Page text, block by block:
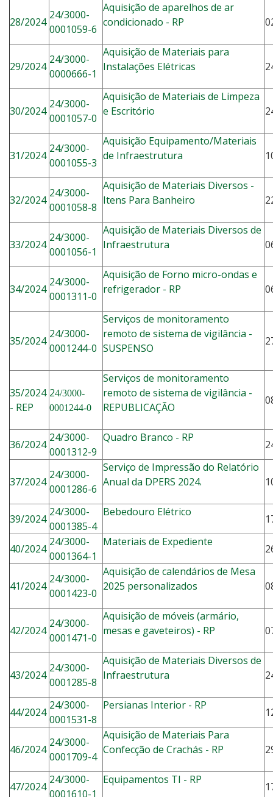
28/2024
24/3000-
0001059-6
Aquisição de aparelhos de ar
condicionado - RP
29/2024
24/3000-
0000666-1
Aquisição de Materiais para
Instalações Elétricas
30/2024
24/3000-
0001057-0
Aquisição de Materiais de Limpeza
e Escritório
31/2024
24/3000-
0001055-3
Aquisição Equipamento/Materiais
de Infraestrutura
32/2024
24/3000-
0001058-8
Aquisição de Materiais Diversos -
Itens Para Banheiro
33/2024
24/3000-
0001056-1
Aquisição de Materiais Diversos de
Infraestrutura
34/2024
24/3000-
0001311-0
Aquisição de Forno micro-ondas e
refrigerador - RP
35/2024
24/3000-
0001244-0
Serviços de monitoramento
remoto de sistema de vigilância -
SUSPENSO
35/2024
- REP
24/3000-
0001244-0
Serviços de monitoramento
remoto de sistema de vigilância -
REPUBLICAÇÃO
36/2024
24/3000-
0001312-9
Quadro Branco - RP
37/2024
24/3000-
0001286-6
Serviço de Impressão do Relatório
Anual da DPERS 2024.
39/2024
24/3000-
0001385-4
Bebedouro Elétrico
40/2024
24/3000-
0001364-1
Materiais de Expediente
41/2024
24/3000-
0001423-0
Aquisição de calendários de Mesa
2025 personalizados
42/2024
24/3000-
0001471-0
Aquisição de móveis (armário,
mesas e gaveteiros) - RP
43/2024
24/3000-
0001285-8
Aquisição de Materiais Diversos de
Infraestrutura
44/2024
24/3000-
0001531-8
Persianas Interior - RP
46/2024
24/3000-
0001709-4
Aquisição de Materiais Para
Confecção de Crachás - RP
47/2024
24/3000-
0001610-1
Equipamentos TI - RP